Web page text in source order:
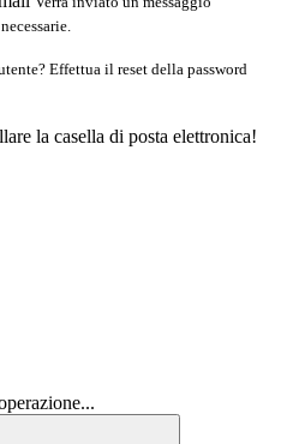
Effettua il reset della password
la casella di posta elettronica!